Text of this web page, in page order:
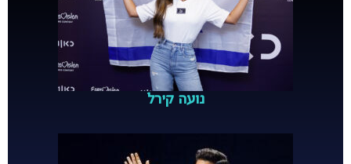
נועה קירל